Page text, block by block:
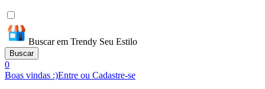
Buscar em Trendy Seu Estilo
Buscar
0
Boas vindas :)Entre ou Cadastre-se